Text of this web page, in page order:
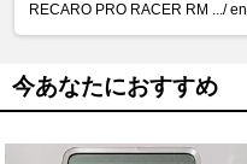
RECARO PRO RACER RM .../
今あなたにおすすめ